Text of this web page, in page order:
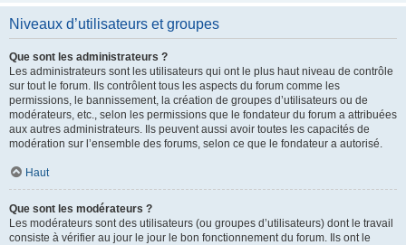
Niveaux d’utilisateurs et groupes
Que sont les administrateurs ?
Les administrateurs sont les utilisateurs qui ont le plus haut niveau de contrôle
sur tout le forum. Ils contrôlent tous les aspects du forum comme les
permissions, le bannissement, la création de groupes d’utilisateurs ou de
modérateurs, etc., selon les permissions que le fondateur du forum a attribuées
aux autres administrateurs. Ils peuvent aussi avoir toutes les capacités de
modération sur l’ensemble des forums, selon ce que le fondateur a autorisé.
Haut
Que sont les modérateurs ?
Les modérateurs sont des utilisateurs (ou groupes d’utilisateurs) dont le travail
consiste à vérifier au jour le jour le bon fonctionnement du forum. Ils ont le